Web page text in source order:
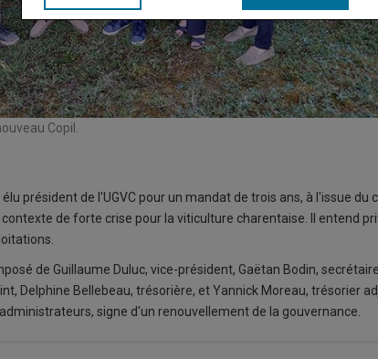
Copil.
président de l'UGVC pour un mandat de trois ans, à l'issue du
de forte crise pour la viticulture charentaise. Il entend
de Guillaume Duluc, vice-président, Gaëtan Bodin,
Delphine Bellebeau, trésorière, et Yannick Moreau, trésorier
signe d'un renouvellement de la gouvernance.